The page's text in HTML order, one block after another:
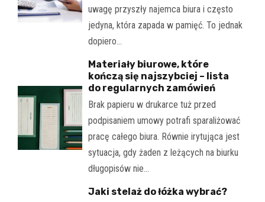
uwagę przyszły najemca biura i często
jedyna, która zapada w pamięć. To jednak
dopiero…
Materiały biurowe, które
kończą się najszybciej – lista
do regularnych zamówień
Brak papieru w drukarce tuż przed
podpisaniem umowy potrafi sparaliżować
pracę całego biura. Równie irytująca jest
sytuacja, gdy żaden z leżących na biurku
długopisów nie…
Jaki stelaż do łóżka wybrać?